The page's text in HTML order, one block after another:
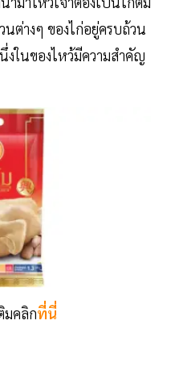
ต่างๆ ของไก่อยู่ครบถ้วน
ในของไหว้มีความสำคัญ
มคลิกที่นี่